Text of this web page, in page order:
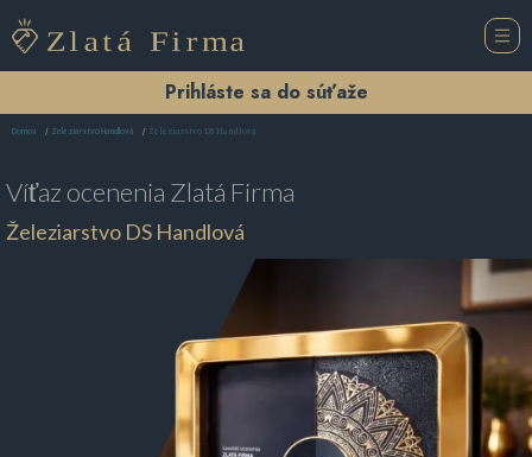
Prihláste sa do súťaže
Domov Železiarstvo Handlová Železiarstvo DS Handlová
Víťaz ocenenia Zlatá Firma
Železiarstvo DS Handlová